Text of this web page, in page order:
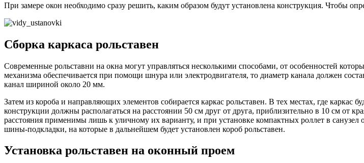
При замере окон необходимо сразу решить, каким образом будут установлена конструкция. Чтобы
Сборка каркаса рольставен
Современные рольставни на окна могут управляться несколькими способами, от особенностей
механизма обеспечивается при помощи шнура или электродвигателя, то диаметр канала должен
канал шириной около 20 мм.
Затем из короба и направляющих элементов собирается каркас рольставен. В тех местах, где каркас
конструкции должны располагаться на расстоянии 50 см друг от друга, приблизительно в 10 см от
расстояния применимы лишь к уличному их варианту, и при установке компактных роллет в
шины-подкладки, на которые в дальнейшем будет установлен короб рольставен.
Установка рольставен на оконный проем